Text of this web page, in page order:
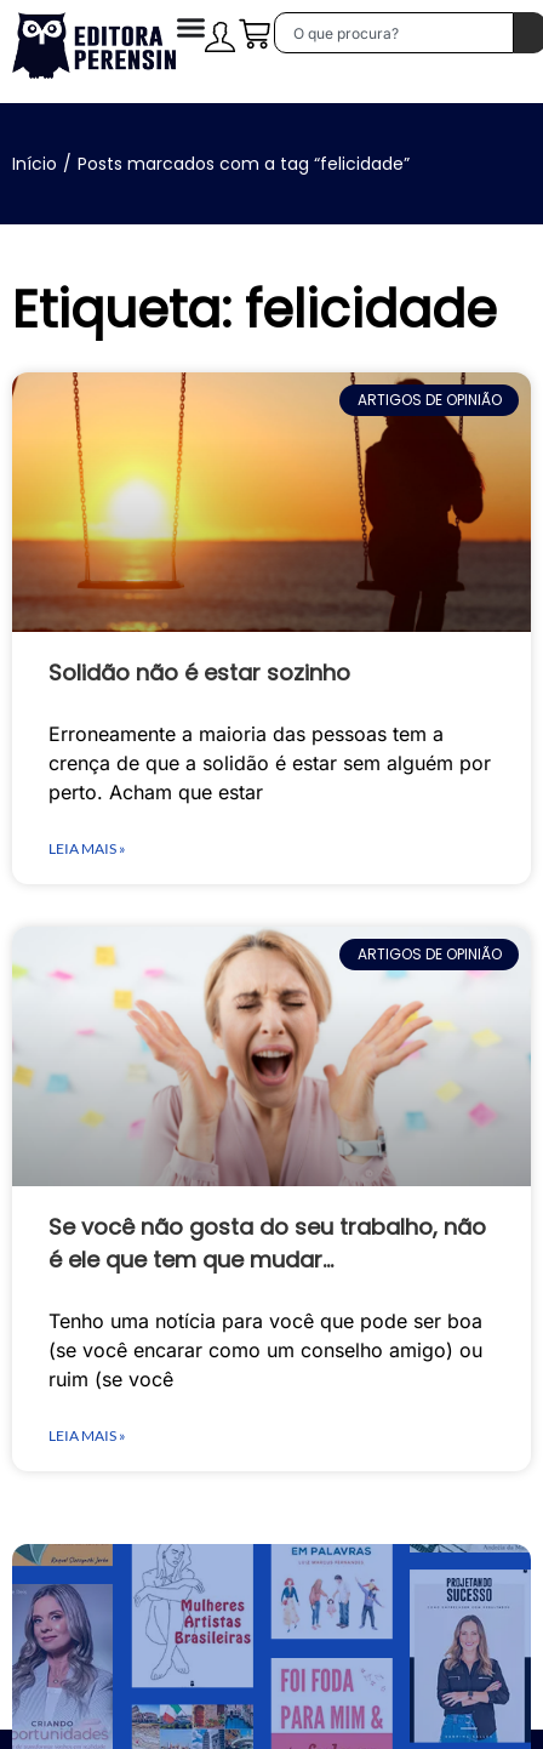
Início / Posts marcados com a tag “felicidade”
Etiqueta: felicidade
ARTIGOS DE OPINIÃO
Solidão não é estar sozinho
Erroneamente a maioria das pessoas tem a
crença de que a solidão é estar sem alguém por
perto. Acham que estar
LEIA MAIS »
ARTIGOS DE OPINIÃO
Se você não gosta do seu trabalho, não
é ele que tem que mudar…
Tenho uma notícia para você que pode ser boa
(se você encarar como um conselho amigo) ou
ruim (se você
LEIA MAIS »